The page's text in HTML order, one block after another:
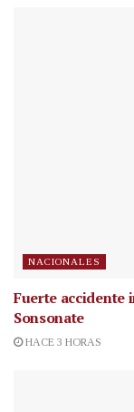
NACIONALES
Fuerte accidente
Sonsonate
HACE 3 HORAS